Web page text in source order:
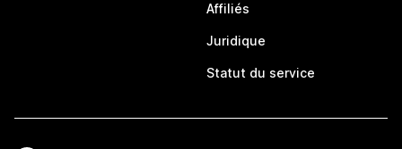
Affiliés
Juridique
Statut du service